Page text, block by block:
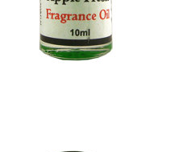
Drücken
Sie
ENTER
für mehr
Optionen